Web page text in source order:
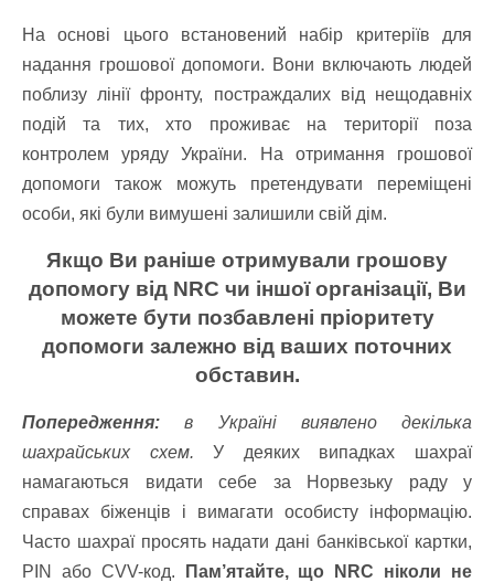
На основі цього встановений набір критеріїв для
надання грошової допомоги. Вони включають людей
поблизу лінії фронту, постраждалих від нещодавніх
подій та тих, хто проживає на території поза
контролем уряду України. На отримання грошової
допомоги також можуть претендувати переміщені
особи, які були вимушені залишили свій дім.
Якщо Ви раніше отримували грошову
допомогу від NRC чи іншої організації, Ви
можете бути позбавлені пріоритету
допомоги залежно від ваших поточних
обставин.
Попередження:
в Україні виявлено декілька
шахрайських схем. У деяких випадках шахраї
намагаються видати себе за Норвезьку раду у
справах біженців і вимагати особисту інформацію.
Часто шахраї просять надати дані банківської картки,
PIN або CVV-код.
Пам’ятайте, що NRC ніколи не